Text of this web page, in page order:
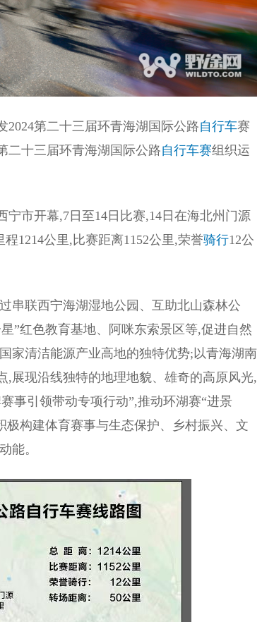
第二十三届环青海湖国际公路自行车赛
二十三届环青海湖国际公路自行车赛组织运
市开幕,7日至14日比赛,14日在海北州门源
程1214公里,比赛距离1152公里,荣誉骑行12公
串联西宁海湖湿地公园、互助北山森林公
”红色教育基地、阿咪东索景区等,促进自然
家清洁能源产业高地的独特优势;以青海湖南
展现沿线独特的地理地貌、雄奇的高原风光,
事引领带动专项行动”,推动环湖赛“进景
极构建体育赛事与生态保护、乡村振兴、文
能。